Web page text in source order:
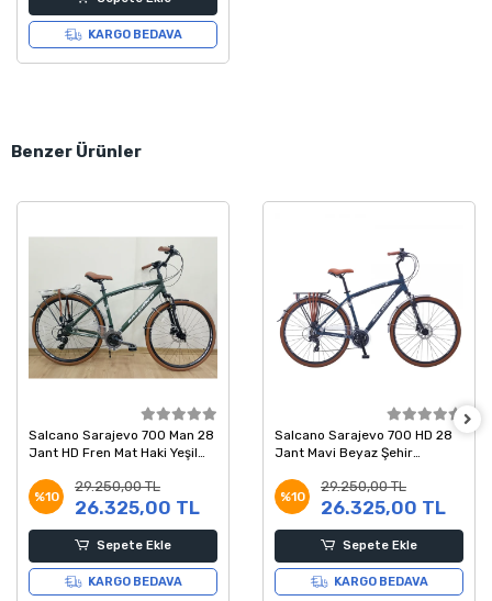
KARGO BEDAVA
Benzer Ürünler
Salcano Sarajevo 700 Man 28
Jant HD Fren Mat Haki Yeşil
%10
29.250,00 TL
26.325,00 TL
Sepete Ekle
KARGO BEDAVA
Salcano Sarajevo 700 HD 28
Jant Mavi Beyaz Şehir
%10
29.250,00 TL
26.325,00 TL
Sepete Ekle
KARGO BEDAVA